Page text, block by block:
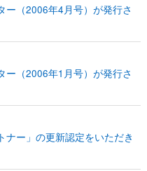
ー（2006年4月号）が発行さ
ー（2006年1月号）が発行さ
ナー」の更新認定をいただき